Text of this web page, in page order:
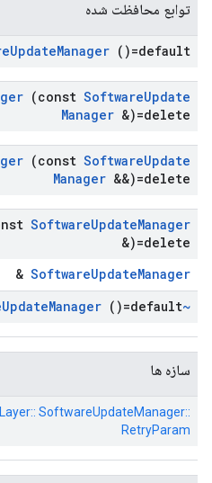
توابع محافظت شده
UpdateManager ()=default
(const SoftwareUpdate
Manager &)=delete
(const SoftwareUpdate
Manager &&)=delete
SoftwareUpdateManager
&)=delete
SoftwareUpdateManager
&
~Software
UpdateManager ()=default
سازه ها
SoftwareUpdateManager::
RetryParam